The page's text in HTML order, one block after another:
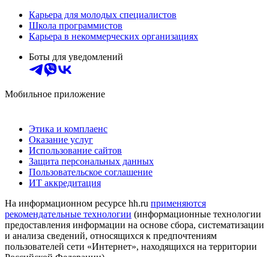
Карьера для молодых специалистов
Школа программистов
Карьера в некоммерческих организациях
Боты для уведомлений
Мобильное приложение
Этика и комплаенс
Оказание услуг
Использование сайтов
Защита персональных данных
Пользовательское соглашение
ИТ аккредитация
На информационном ресурсе hh.ru применяются
рекомендательные технологии (информационные технологии
предоставления информации на основе сбора, систематизации
и анализа сведений, относящихся к предпочтениям
пользователей сети «Интернет», находящихся на территории